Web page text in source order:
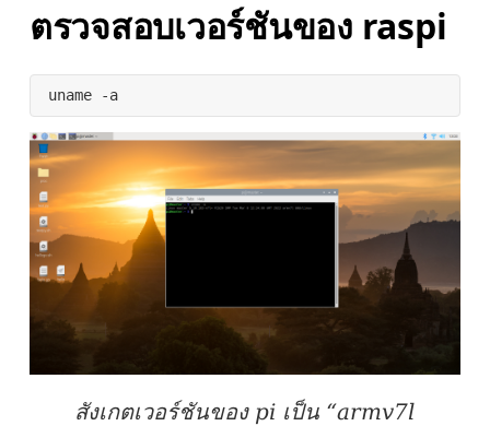
ตรวจสอบเวอร์ชันของ raspi
uname -a
สังเกตเวอร์ชันของ pi เป็น “armv7l